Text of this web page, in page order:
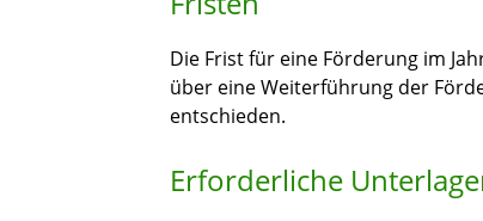
Die Frist für eine Förderung im
über eine Weiterführung der
entschieden.
Erforderliche